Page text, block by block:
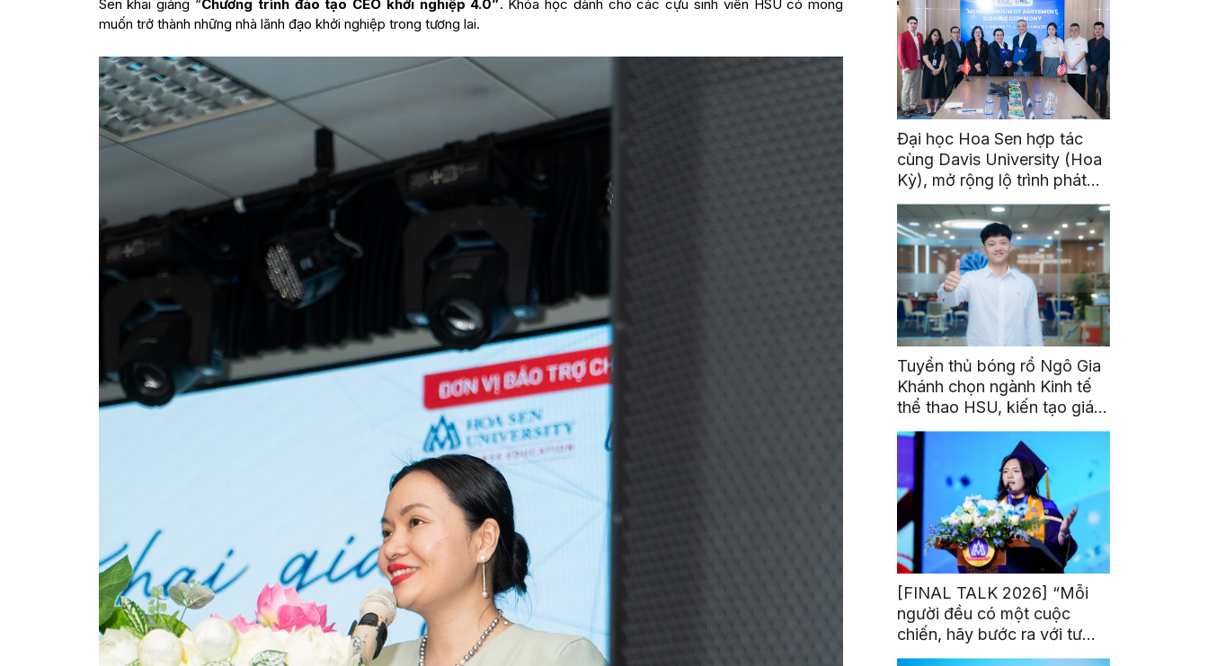
Sen khai giảng “Chương trình đào tạo CEO khởi nghiệp 4.0”. Khóa học dành cho các cựu sinh viên HSU có mong
muốn trở thành những nhà lãnh đạo khởi nghiệp trong tương lai.
Đại học Hoa Sen hợp tác
cùng Davis University (Hoa
Kỳ), mở rộng lộ trình phát
triển toàn cầu cho sinh viên
Tuyển thủ bóng rổ Ngô Gia
Khánh chọn ngành Kinh tế
thể thao HSU, kiến tạo giá
trị từ đam mê thể thao
[FINAL TALK 2026] “Mỗi
người đều có một cuộc
chiến, hãy bước ra với tư
thế của người chiến thắng”